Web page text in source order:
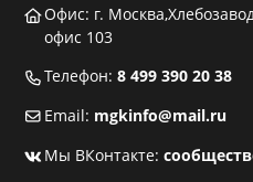
Офис: г.
офис 103
Телефон: 8 499 390 20 38
Email: mgkinfo@mail.ru
Мы ВКонтакте: